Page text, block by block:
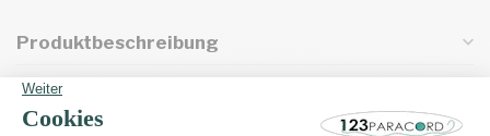
Produktbeschreibung
Eigenschaften